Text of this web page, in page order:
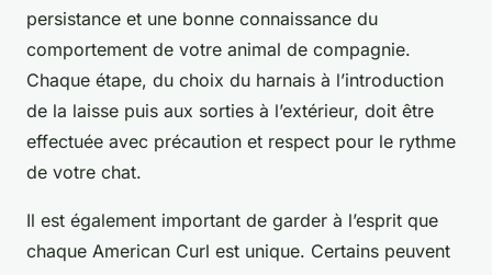
persistance et une bonne connaissance du
comportement de votre animal de compagnie.
Chaque étape, du choix du harnais à l’introduction
de la laisse puis aux sorties à l’extérieur, doit être
effectuée avec précaution et respect pour le rythme
de votre chat.
Il est également important de garder à l’esprit que
chaque American Curl est unique. Certains peuvent